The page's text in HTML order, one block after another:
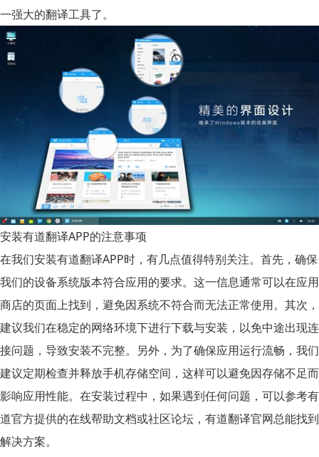
一强大的翻译工具了。
安装有道翻译APP的注意事项
在我们安装有道翻译APP时，有几点值得特别关注。首先，确保
我们的设备系统版本符合应用的要求。这一信息通常可以在应用
商店的页面上找到，避免因系统不符合而无法正常使用。其次，
建议我们在稳定的网络环境下进行下载与安装，以免中途出现连
接问题，导致安装不完整。另外，为了确保应用运行流畅，我们
建议定期检查并释放手机存储空间，这样可以避免因存储不足而
影响应用性能。在安装过程中，如果遇到任何问题，可以参考有
道官方提供的在线帮助文档或社区论坛，有道翻译官网总能找到
解决方案。